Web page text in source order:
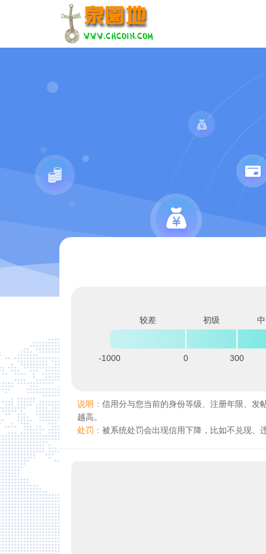
较差 初级
-1000 0 300
说明： 信用分与您当前的身份等级、注册年限、发
越高。
处罚： 被系统处罚会出现信用下降，比如不兑现、